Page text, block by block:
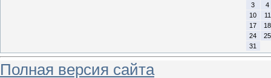
3
4
10
11
17
18
24
25
31
Полная версия сайта